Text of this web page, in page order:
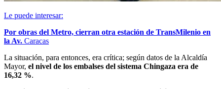
Le puede interesar:
Por obras del Metro, cierran otra estación de TransMilenio en
la Av. Caracas
La situación, para entonces, era crítica; según datos de la Alcaldía
Mayor, el nivel de los embalses del sistema Chingaza era de
16,32 %.